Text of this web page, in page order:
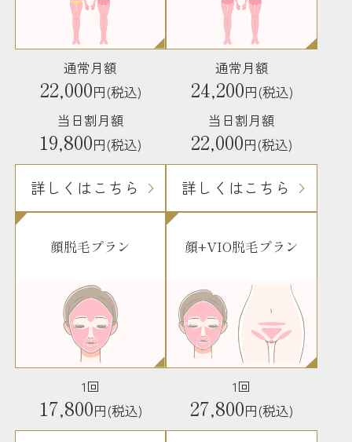
通常月額
22,000円(税込)
当日割月額
19,800円(税込)
詳しくはこちら
通常月額
24,200円(税込)
当日割月額
22,000円(税込)
詳しくはこちら
顔脱毛プラン
1回
17,800円(税込)
顔+VIO脱毛プラン
1回
27,800円(税込)